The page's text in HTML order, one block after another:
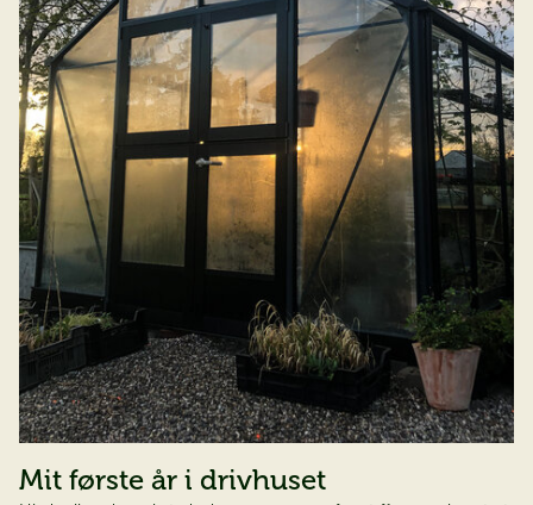
Mit første år i drivhuset